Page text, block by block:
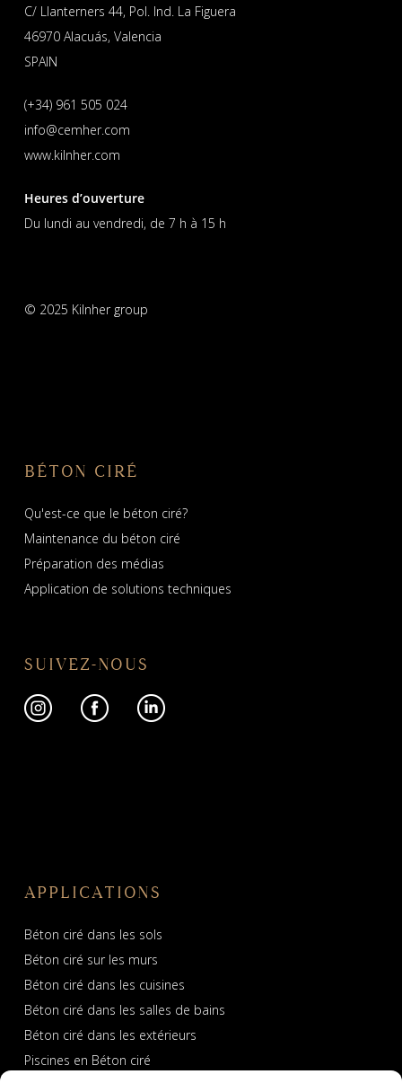
C/ Llanterners 44, Pol. Ind. La Figuera
46970 Alacuás, Valencia
SPAIN
(+34) 961 505 024
info@cemher.com
www.kilnher.com
Heures d’ouverture
Du lundi au vendredi, de 7 h à 15 h
© 2025 Kilnher group
BÉTON CIRÉ
Qu'est-ce que le béton ciré?
Maintenance du béton ciré
Préparation des médias
Application de solutions techniques
SUIVEZ-NOUS
APPLICATIONS
Béton ciré dans les sols
Béton ciré sur les murs
Béton ciré dans les cuisines
Béton ciré dans les salles de bains
Béton ciré dans les extérieurs
Piscines en Béton ciré